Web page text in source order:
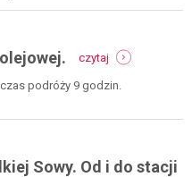
czytaj
trzy
wieże.
kolejowej.
podróży 9 godzin.
Sowy. Od i do stacji